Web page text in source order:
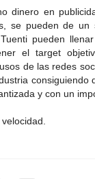
dinero en
se pueden de un
pueden
el target
de las redes
consiguiendo
y con un